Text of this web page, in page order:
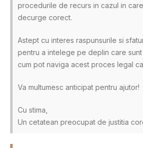
procedurile de recurs in cazul in
decurge corect.
Astept cu interes raspunsurile si
pentru a intelege pe deplin care
cum pot naviga acest proces legal
Va multumesc anticipat pentru ajutor!
Cu stima,
Un cetatean preocupat de justitia